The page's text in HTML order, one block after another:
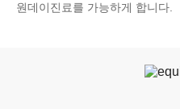
원데이진료를 가능하게 합니다.